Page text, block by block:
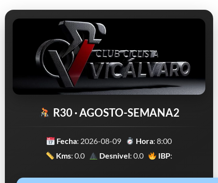
R30 · AGOSTO-SEMANA2
Fecha: 2026-08-09 Hora: 8:00
Kms: 0.0 Desnivel: 0.0 IBP: